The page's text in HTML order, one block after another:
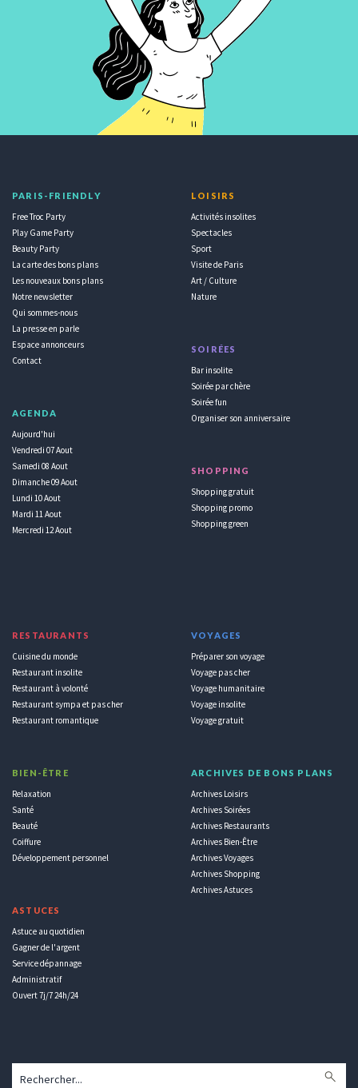
PARIS-FRIENDLY
Free Troc Party
Play Game Party
Beauty Party
La carte des bons plans
Les nouveaux bons plans
Notre newsletter
Qui sommes-nous
La presse en parle
Espace annonceurs
Contact
AGENDA
Aujourd'hui
Vendredi 07 Aout
Samedi 08 Aout
Dimanche 09 Aout
Lundi 10 Aout
Mardi 11 Aout
Mercredi 12 Aout
LOISIRS
Activités insolites
Spectacles
Sport
Visite de Paris
Art / Culture
Nature
SOIRÉES
Bar insolite
Soirée par chère
Soirée fun
Organiser son anniversaire
SHOPPING
Shopping gratuit
Shopping promo
Shopping green
RESTAURANTS
Cuisine du monde
Restaurant insolite
Restaurant à volonté
Restaurant sympa et pas cher
Restaurant romantique
BIEN-ÊTRE
Relaxation
Santé
Beauté
Coiffure
Développement personnel
ASTUCES
Astuce au quotidien
Gagner de l'argent
Service dépannage
Administratif
Ouvert 7j/7 24h/24
VOYAGES
Préparer son voyage
Voyage pas cher
Voyage humanitaire
Voyage insolite
Voyage gratuit
ARCHIVES DE BONS PLANS
Archives Loisirs
Archives Soirées
Archives Restaurants
Archives Bien-Être
Archives Voyages
Archives Shopping
Archives Astuces